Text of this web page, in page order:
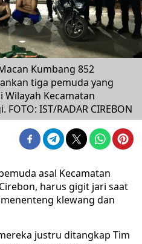
Kumbang 852
tiga pemuda yang
Kecamatan
IST/RADAR CIREBON
asal Kecamatan
harus gigit jari saat
klewang dan
justru ditangkap Tim